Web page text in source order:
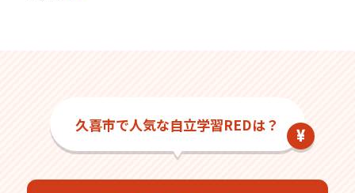
久喜市で人気な自立学習REDは？